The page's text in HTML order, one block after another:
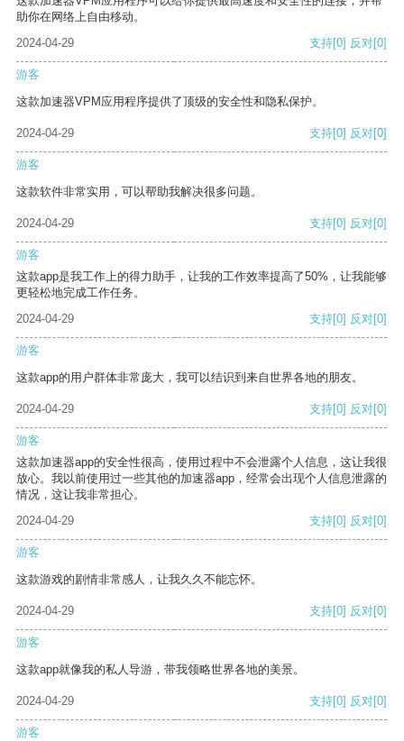
助你在网络上自由移动。
2024-04-29
支持[0] 反对[0]
游客
这款加速器VPM应用程序提供了顶级的安全性和隐私保护。
2024-04-29 支持[0] 反对[0]
游客
这款软件非常实用，可以帮助我解决很多问题。
2024-04-29 支持[0] 反对[0]
游客
这款app是我工作上的得力助手，让我的工作效率提高了50%，让我能够
更轻松地完成工作任务。
2024-04-29
支持[0] 反对[0]
游客
这款app的用户群体非常庞大，我可以结识到来自世界各地的朋友。
2024-04-29 支持[0] 反对[0]
游客
这款加速器app的安全性很高，使用过程中不会泄露个人信息，这让我很
放心。我以前使用过一些其他的加速器app，经常会出现个人信息泄露的
情况，这让我非常担心。
2024-04-29
支持[0] 反对[0]
游客
这款游戏的剧情非常感人，让我久久不能忘怀。
2024-04-29 支持[0] 反对[0]
游客
这款app就像我的私人导游，带我领略世界各地的美景。
2024-04-29 支持[0] 反对[0]
游客